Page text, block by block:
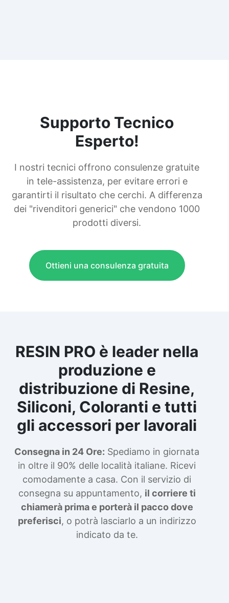
Supporto Tecnico
Esperto!
I nostri tecnici offrono consulenze gratuite
in tele-assistenza, per evitare errori e
garantirti il risultato che cerchi. A differenza
dei "rivenditori generici" che vendono 1000
prodotti diversi.
Ottieni una consulenza gratuita
RESIN PRO è leader nella
produzione e
distribuzione di Resine,
Siliconi, Coloranti e tutti
gli accessori per lavorali
Consegna in 24 Ore: Spediamo in giornata
in oltre il 90% delle località italiane. Ricevi
comodamente a casa. Con il servizio di
consegna su appuntamento, il corriere ti
chiamerà prima e porterà il pacco dove
preferisci, o potrà lasciarlo a un indirizzo
indicato da te.